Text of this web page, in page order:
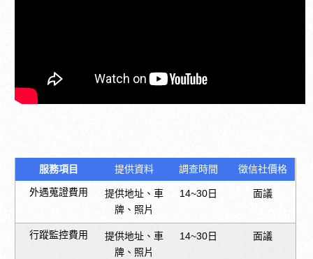
服務項目
外遇蒐證費用
提供資料
提供地址、車
牌、照片
調查時間
14~30日
徵信社價格
面議
行蹤監控費用
提供地址、車
牌、照片
14~30日 面議